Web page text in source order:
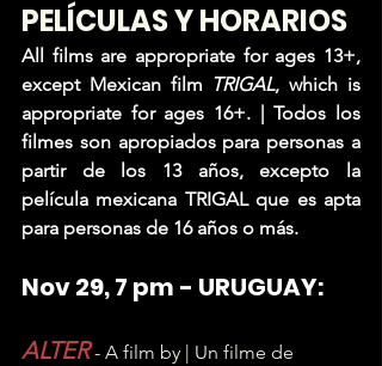
PELÍCULAS Y HORARIOS
All films are appropriate for ages 13+,
except Mexican film TRIGAL, which is
appropriate for ages 16+. | Todos los
filmes son apropiados para personas a
partir de los 13 años, excepto la
película mexicana TRIGAL que es apta
para personas de 16 años o más.
Nov 29, 7 pm - URUGUAY:
ALTER - A film by | Un filme de